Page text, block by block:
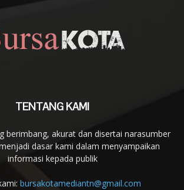
TENTANG KAMI
berimbang, akurat dan disertai narasumber
dasar kami dalam menyampaikan
informasi kepada publik
bursakotamediantn@gmail.com